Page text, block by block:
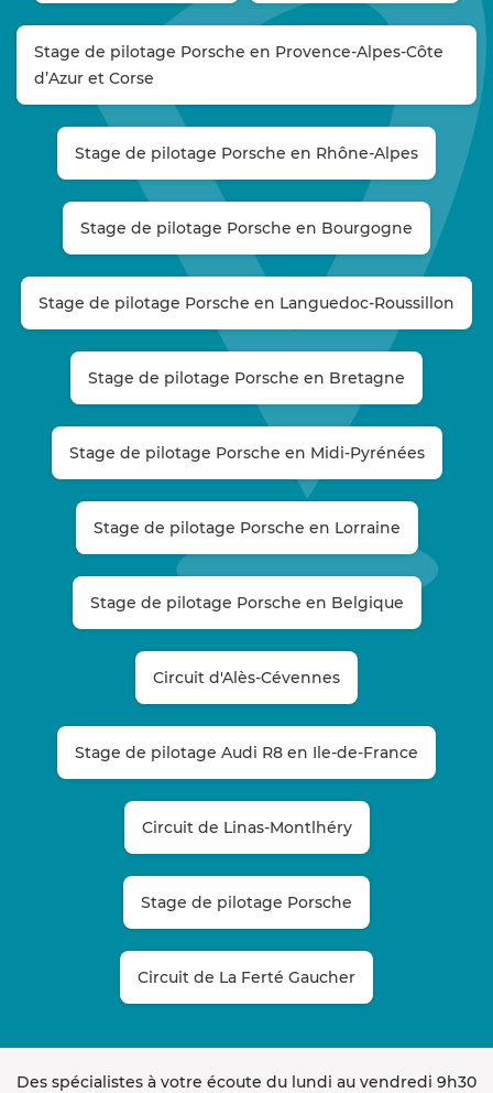
Stage de pilotage Porsche en Provence-Alpes-Côte
d’Azur et Corse
Stage de pilotage Porsche en Rhône-Alpes
Stage de pilotage Porsche en Bourgogne
Stage de pilotage Porsche en Languedoc-Roussillon
Stage de pilotage Porsche en Bretagne
Stage de pilotage Porsche en Midi-Pyrénées
Stage de pilotage Porsche en Lorraine
Stage de pilotage Porsche en Belgique
Circuit d'Alès-Cévennes
Stage de pilotage Audi R8 en Ile-de-France
Circuit de Linas-Montlhéry
Stage de pilotage Porsche
Circuit de La Ferté Gaucher
Des spécialistes à votre écoute du lundi au vendredi 9h30